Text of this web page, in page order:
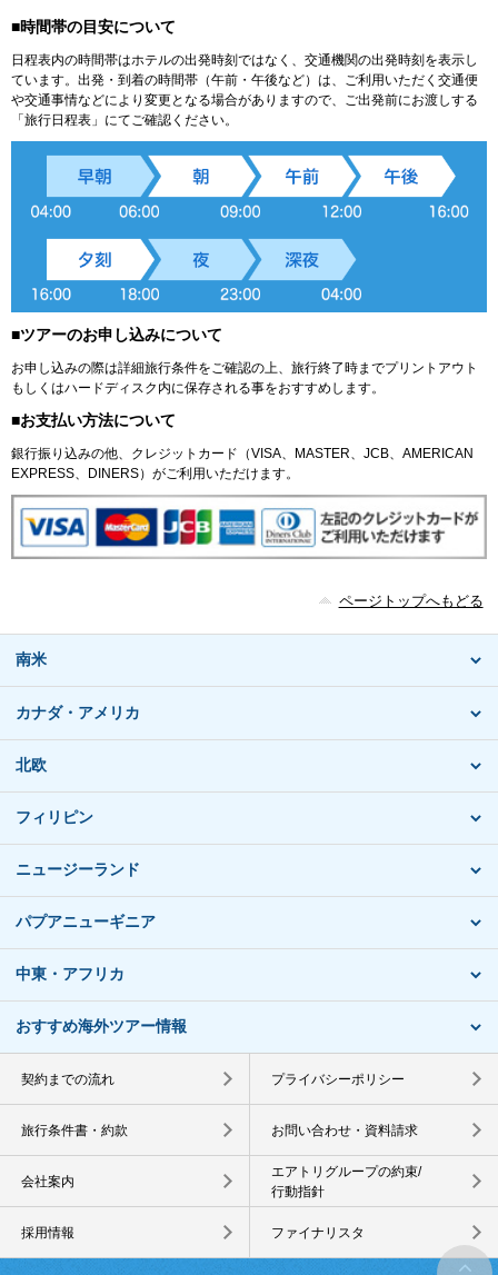
■時間帯の目安について
日程表内の時間帯はホテルの出発時刻ではなく、交通機関の出発時刻を表示し
ています。出発・到着の時間帯（午前・午後など）は、ご利用いただく交通便
や交通事情などにより変更となる場合がありますので、ご出発前にお渡しする
「旅行日程表」にてご確認ください。
■ツアーのお申し込みについて
お申し込みの際は詳細旅行条件をご確認の上、旅行終了時までプリントアウト
もしくはハードディスク内に保存される事をおすすめします。
■お支払い方法について
銀行振り込みの他、クレジットカード（VISA、MASTER、JCB、AMERICAN
EXPRESS、DINERS）がご利用いただけます。
ページトップへもどる
南米
カナダ・アメリカ
北欧
フィリピン
ニュージーランド
パプアニューギニア
中東・アフリカ
おすすめ海外ツアー情報
契約までの流れ プライバシーポリシー
旅行条件書・約款 お問い合わせ・資料請求
会社案内
エアトリグループの約束/
行動指針
採用情報 ファイナリスタ